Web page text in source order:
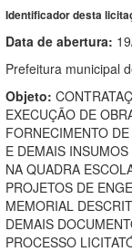
Identificador desta
Data de abertura:
Prefeitura municipal
Objeto:
EXECUÇÃO DE
FORNECIMENTO
E DEMAIS
NA QUADRA
PROJETOS DE
MEMORIAL
DEMAIS
PROCESSO